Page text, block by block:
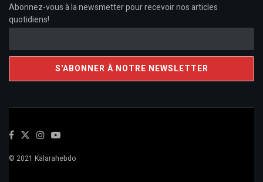
Abonnez-vous à la newsmetter pour recevoir nos articles
quotidiens!
© 2021 Kalarahebdo